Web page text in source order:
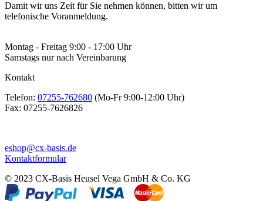
Damit wir uns Zeit für Sie nehmen können, bitten wir um
telefonische Voranmeldung.
Montag - Freitag 9:00 - 17:00 Uhr
Samstags nur nach Vereinbarung
Kontakt
Telefon: 07255-762680 (Mo-Fr 9:00-12:00 Uhr)
Fax: 07255-7626826
eshop@cx-basis.de
Kontaktformular
© 2023 CX-Basis Heusel Vega GmbH & Co. KG